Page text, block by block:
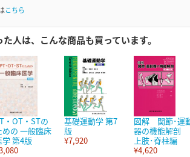
こちら
人は、こんな商品も買っています。
・OT・STの
めの 一般臨床
学 第4版
基礎運動学 第7
版
¥7,920
図解 関節･運
器の機能解剖
上肢･脊柱編
¥4,620